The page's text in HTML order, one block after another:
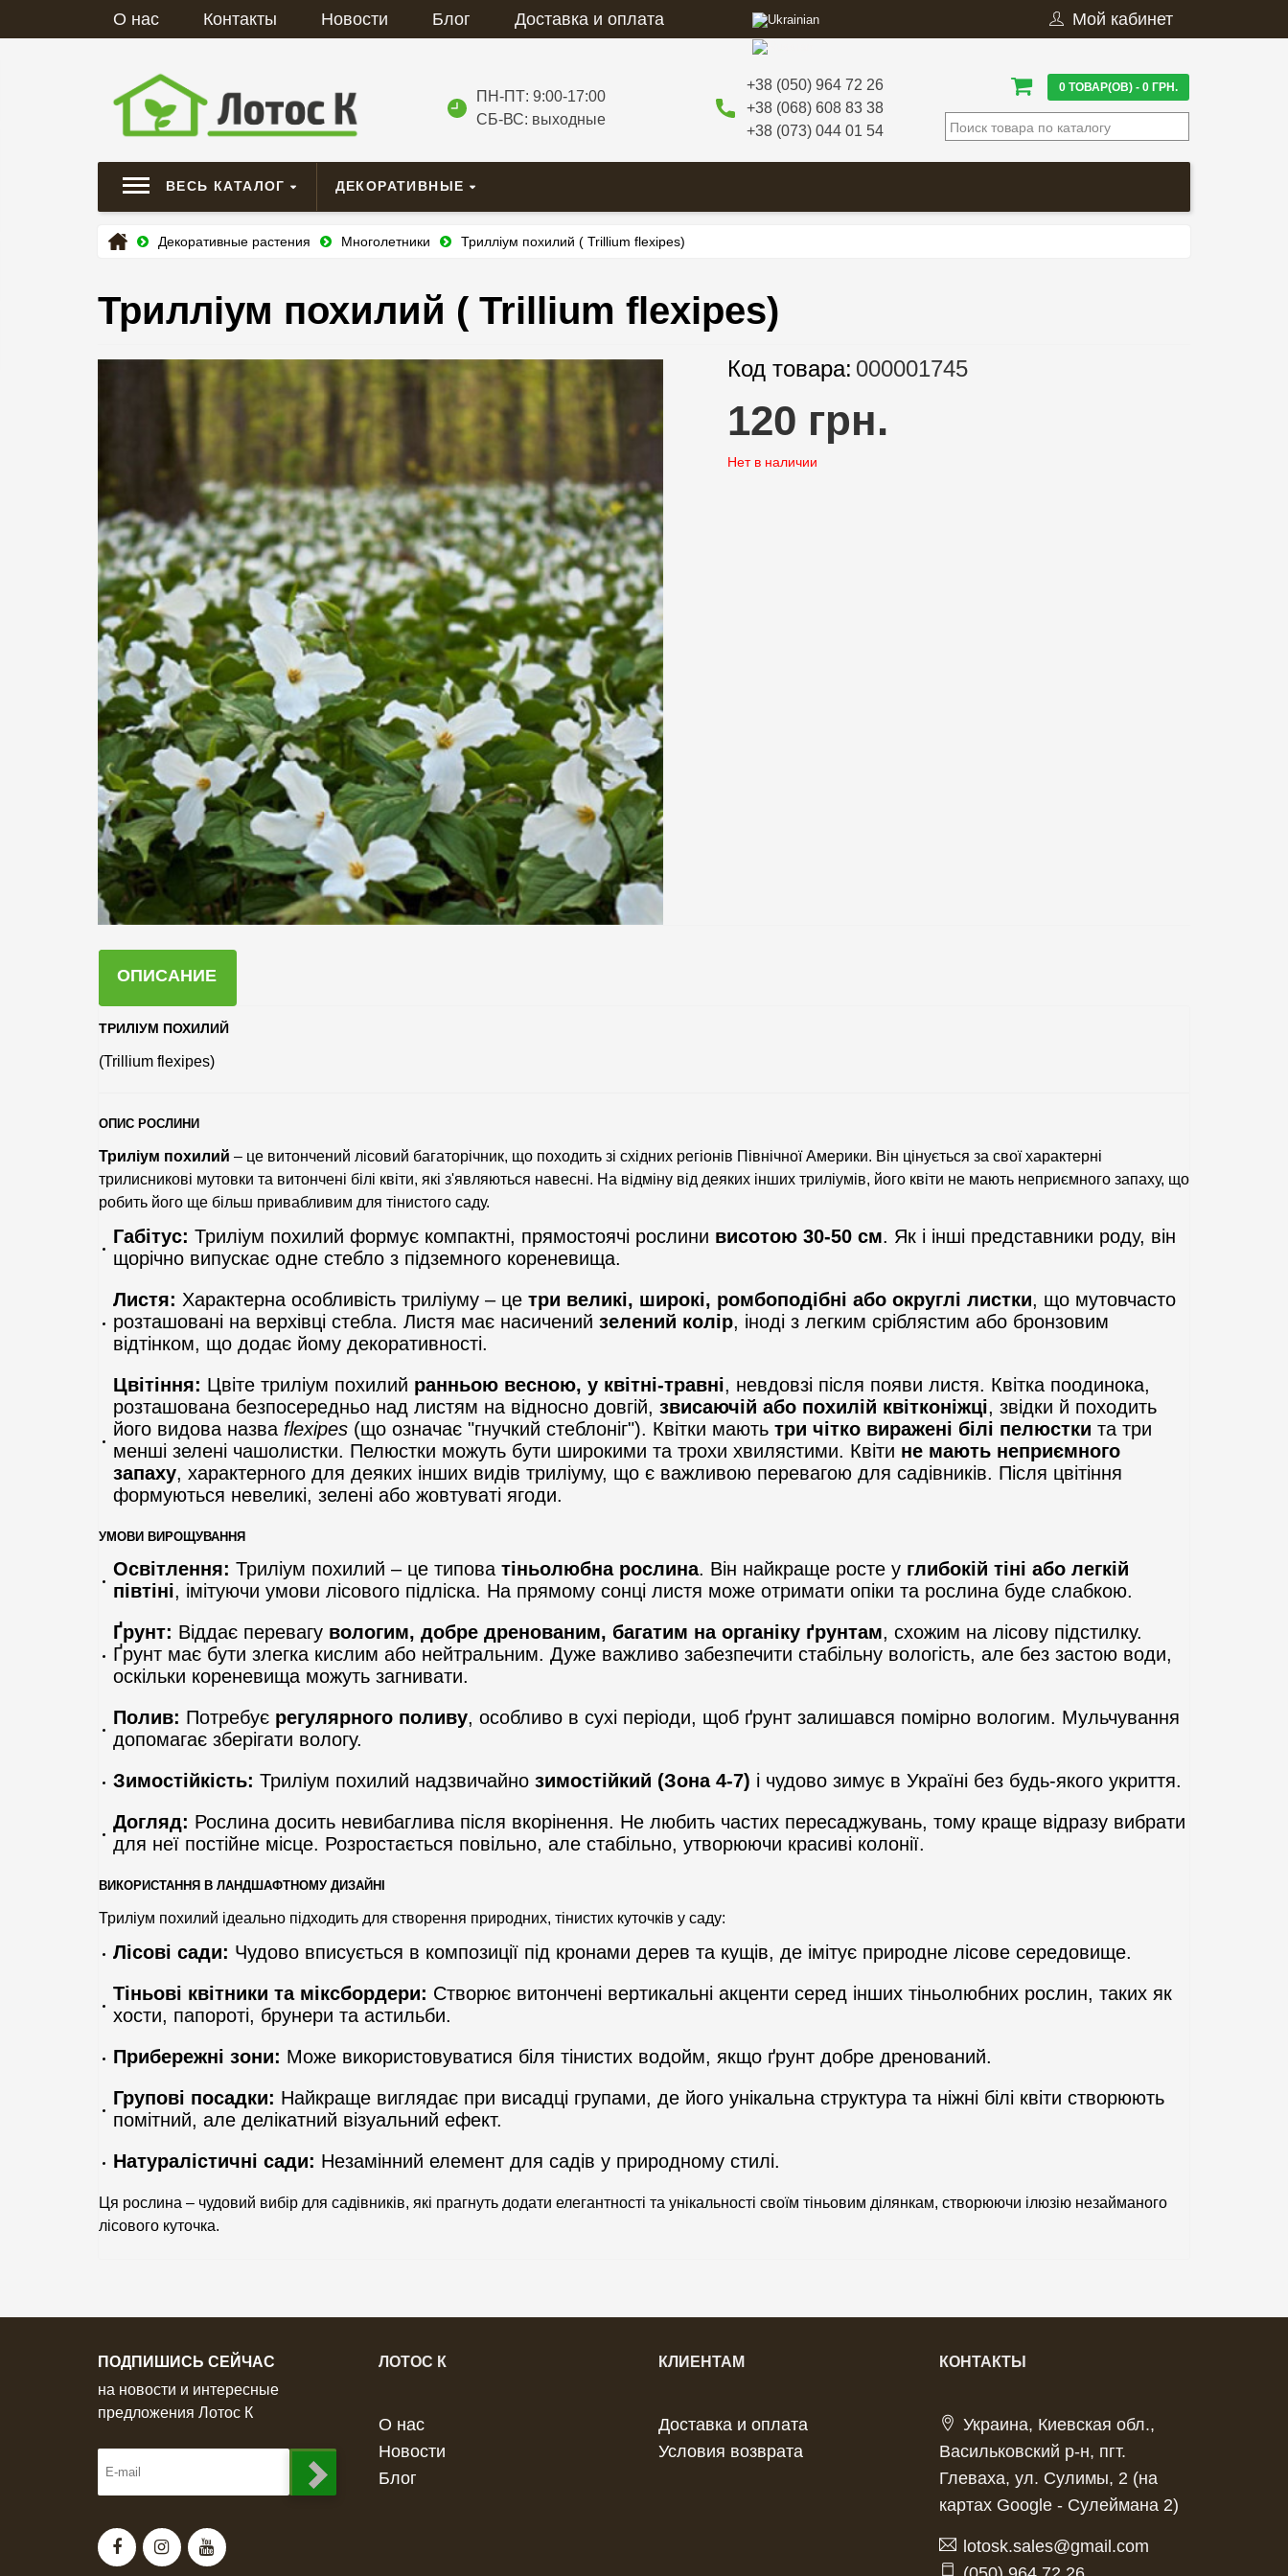
О нас Контакты Новости Блог Доставка и оплата Мой кабинет
ПН-ПТ: 9:00-17:00
СБ-ВС: выходные
+38 (050) 964 72 26
+38 (068) 608 83 38
+38 (073) 044 01 54
0 ТОВАР(ОВ) - 0 ГРН.
ВЕСЬ КАТАЛОГ ДЕКОРАТИВНЫЕ
Декоративные растения Многолетники Трилліум похилий ( Trillium flexipes)
Трилліум похилий ( Trillium flexipes)
Код товара: 000001745
120 грн.
Нет в наличии
ОПИСАНИЕ
ТРИЛІУМ ПОХИЛИЙ
(Trillium flexipes)
ОПИС РОСЛИНИ
Триліум похилий – це витончений лісовий багаторічник, що походить зі східних регіонів Північної Америки. Він цінується за свої характерні
трилисникові мутовки та витончені білі квіти, які з'являються навесні. На відміну від деяких інших триліумів, його квіти не мають неприємного запаху, що
робить його ще більш привабливим для тінистого саду.
Габітус: Триліум похилий формує компактні, прямостоячі рослини висотою 30-50 см. Як і інші представники роду, він
щорічно випускає одне стебло з підземного кореневища.
Листя: Характерна особливість триліуму – це три великі, широкі, ромбоподібні або округлі листки, що мутовчасто
розташовані на верхівці стебла. Листя має насичений зелений колір, іноді з легким сріблястим або бронзовим
відтінком, що додає йому декоративності.
Цвітіння: Цвіте триліум похилий ранньою весною, у квітні-травні, невдовзі після появи листя. Квітка поодинока,
розташована безпосередньо над листям на відносно довгій, звисаючій або похилій квітконіжці, звідки й походить
його видова назва flexipes (що означає "гнучкий стеблоніг"). Квітки мають три чітко виражені білі пелюстки та три
менші зелені чашолистки. Пелюстки можуть бути широкими та трохи хвилястими. Квіти не мають неприємного
запаху, характерного для деяких інших видів триліуму, що є важливою перевагою для садівників. Після цвітіння
формуються невеликі, зелені або жовтуваті ягоди.
УМОВИ ВИРОЩУВАННЯ
Освітлення: Триліум похилий – це типова тіньолюбна рослина. Він найкраще росте у глибокій тіні або легкій
півтіні, імітуючи умови лісового підліска. На прямому сонці листя може отримати опіки та рослина буде слабкою.
Ґрунт: Віддає перевагу вологим, добре дренованим, багатим на органіку ґрунтам, схожим на лісову підстилку.
Ґрунт має бути злегка кислим або нейтральним. Дуже важливо забезпечити стабільну вологість, але без застою води,
оскільки кореневища можуть загнивати.
Полив: Потребує регулярного поливу, особливо в сухі періоди, щоб ґрунт залишався помірно вологим. Мульчування
допомагає зберігати вологу.
Зимостійкість: Триліум похилий надзвичайно зимостійкий (Зона 4-7) і чудово зимує в Україні без будь-якого укриття.
Догляд: Рослина досить невибаглива після вкорінення. Не любить частих пересаджувань, тому краще відразу вибрати
для неї постійне місце. Розростається повільно, але стабільно, утворюючи красиві колонії.
ВИКОРИСТАННЯ В ЛАНДШАФТНОМУ ДИЗАЙНІ
Триліум похилий ідеально підходить для створення природних, тінистих куточків у саду:
Лісові сади: Чудово вписується в композиції під кронами дерев та кущів, де імітує природне лісове середовище.
Тіньові квітники та міксбордери: Створює витончені вертикальні акценти серед інших тіньолюбних рослин, таких як
хости, папороті, брунери та астильби.
Прибережні зони: Може використовуватися біля тінистих водойм, якщо ґрунт добре дренований.
Групові посадки: Найкраще виглядає при висадці групами, де його унікальна структура та ніжні білі квіти створюють
помітний, але делікатний візуальний ефект.
Натуралістичні сади: Незамінний елемент для садів у природному стилі.
Ця рослина – чудовий вибір для садівників, які прагнуть додати елегантності та унікальності своїм тіньовим ділянкам, створюючи ілюзію незайманого
лісового куточка.
ПОДПИШИСЬ СЕЙЧАС
на новости и интересные
предложения Лотос К
ЛОТОС К
О нас
Новости
Блог
КЛИЕНТАМ
Доставка и оплата
Условия возврата
КОНТАКТЫ
Украина, Киевская обл.,
Васильковский р-н, пгт.
Глеваха, ул. Сулимы, 2 (на
картах Google - Сулеймана 2)
lotosk.sales@gmail.com